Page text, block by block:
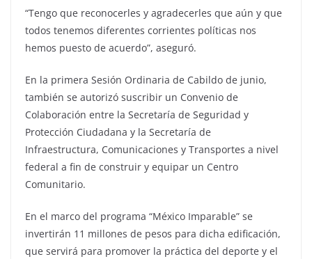
“Tengo que reconocerles y agradecerles que aún y que
todos tenemos diferentes corrientes políticas nos
hemos puesto de acuerdo”, aseguró.
En la primera Sesión Ordinaria de Cabildo de junio,
también se autorizó suscribir un Convenio de
Colaboración entre la Secretaría de Seguridad y
Protección Ciudadana y la Secretaría de
Infraestructura, Comunicaciones y Transportes a nivel
federal a fin de construir y equipar un Centro
Comunitario.
En el marco del programa “México Imparable” se
invertirán 11 millones de pesos para dicha edificación,
que servirá para promover la práctica del deporte y el